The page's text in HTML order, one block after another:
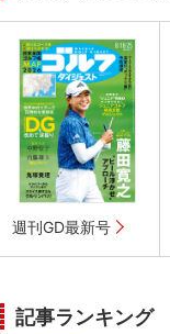
週刊GD最新号
記事ランキング